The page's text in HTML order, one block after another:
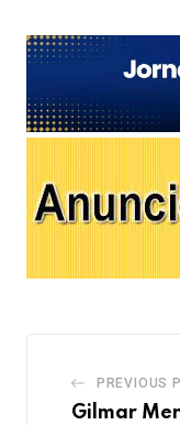
PREVIOUS
Gilmar